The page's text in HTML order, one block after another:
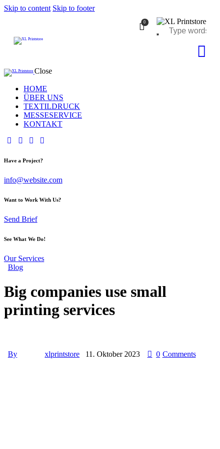
Skip to content Skip to footer
0
Close
HOME
ÜBER UNS
TEXTILDRUCK
MESSESERVICE
KONTAKT
Have a Project?
info@website.com
Want to Work With Us?
Send Brief
See What We Do!
Our Services
Blog
Big companies use small
printing services
By xlprintstore 11. Oktober 2023 0 Comments